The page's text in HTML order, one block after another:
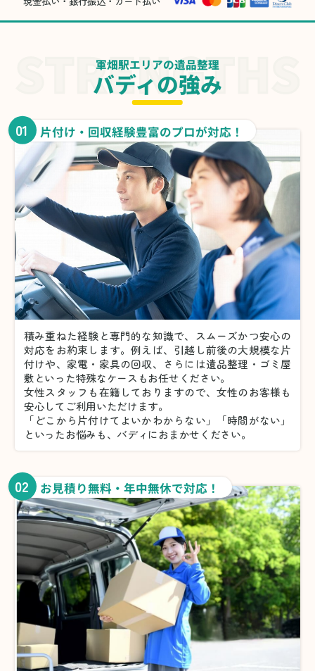
軍畑駅エリアの遺品整理
バディの強み
01 片付け・回収経験豊富のプロが対応！
積み重ねた経験と専門的な知識で、スムーズかつ安心の
対応をお約束します。例えば、引越し前後の大規模な片
付けや、家電・家具の回収、さらには遺品整理・ゴミ屋
敷といった特殊なケースもお任せください。
女性スタッフも在籍しておりますので、女性のお客様も
安心してご利用いただけます。
「どこから片付けてよいかわからない」「時間がない」
といったお悩みも、バディにおまかせください。
02 お見積り無料・年中無休で対応！